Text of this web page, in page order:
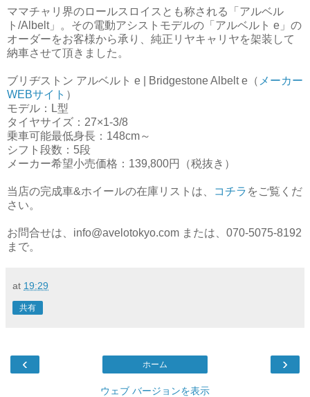
ママチャリ界のロールスロイスとも称される「アルベル
ト/Albelt」。その電動アシストモデルの「アルベルト e」の
オーダーをお客様から承り、純正リヤキャリヤを架装して
納車させて頂きました。
ブリヂストン アルベルト e | Bridgestone Albelt e（ メーカー
WEBサイト ）
モデル：L型
タイヤサイズ：27×1-3/8
乗車可能最低身長：148cm～
シフト段数：5段
メーカー希望小売価格：139,800円（税抜き）
当店の完成車&ホイールの在庫リストは、 コチラ をご覧くだ
さい。
お問合せは、info@avelotokyo.com または、070-5075-8192
まで。
at 19:29
共有
‹ ›
ホーム
ウェブ バージョンを表示